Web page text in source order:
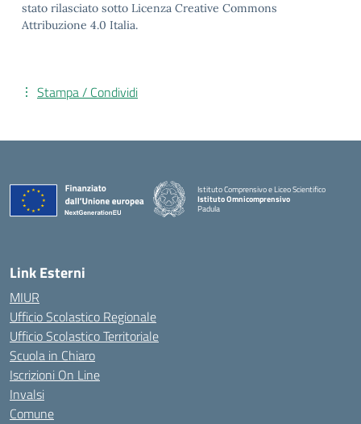
stato rilasciato sotto Licenza Creative Commons
Attribuzione 4.0 Italia.
Stampa / Condividi
Istituto Comprensivo e Liceo Scientifico
Istituto Omnicomprensivo
Padula
Link Esterni
MIUR
Ufficio Scolastico Regionale
Ufficio Scolastico Territoriale
Scuola in Chiaro
Iscrizioni On Line
Invalsi
Comune